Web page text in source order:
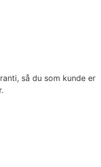
så du som kunde er